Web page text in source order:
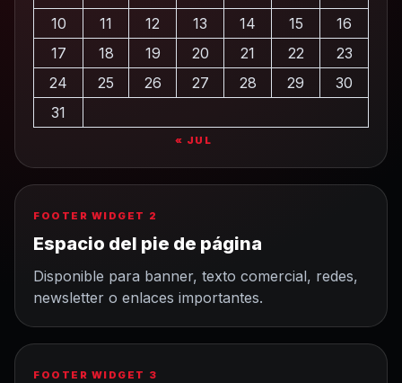
10
11 12 13 14 15
16
17
18 19 20 21 22
23
24
25 26 27 28 29
30
31
« JUL
FOOTER WIDGET 2
Espacio del pie de página
Disponible para banner, texto comercial, redes,
newsletter o enlaces importantes.
FOOTER WIDGET 3